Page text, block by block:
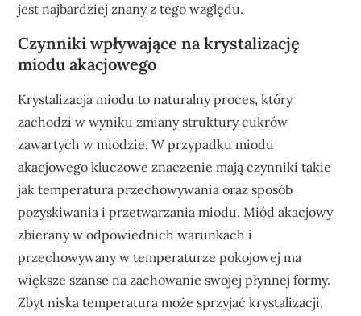
jest najbardziej znany z tego względu.
Czynniki wpływające na krystalizację
miodu akacjowego
Krystalizacja miodu to naturalny proces, który
zachodzi w wyniku zmiany struktury cukrów
zawartych w miodzie. W przypadku miodu
akacjowego kluczowe znaczenie mają czynniki takie
jak temperatura przechowywania oraz sposób
pozyskiwania i przetwarzania miodu. Miód akacjowy
zbierany w odpowiednich warunkach i
przechowywany w temperaturze pokojowej ma
większe szanse na zachowanie swojej płynnej formy.
Zbyt niska temperatura może sprzyjać krystalizacji,